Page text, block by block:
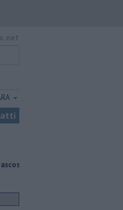
per sfuggire alla furia del